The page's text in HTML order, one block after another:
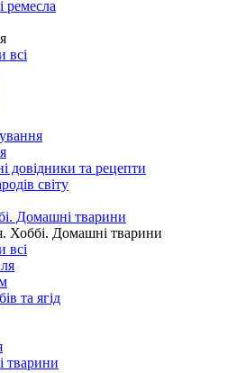
ремесла
всі
довідники та рецепти
світу
Домашні тварини
Хоббі. Домашні тварини
всі
та ягід
тварини